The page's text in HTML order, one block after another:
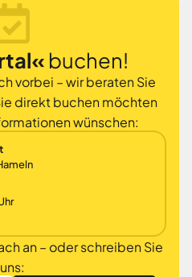
buchen!
vorbei – wir beraten Sie
direkt buchen möchten
wünschen:
an – oder schreiben Sie
uns: